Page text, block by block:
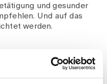
und gesunder
Und auf das
werden.
Thema, das